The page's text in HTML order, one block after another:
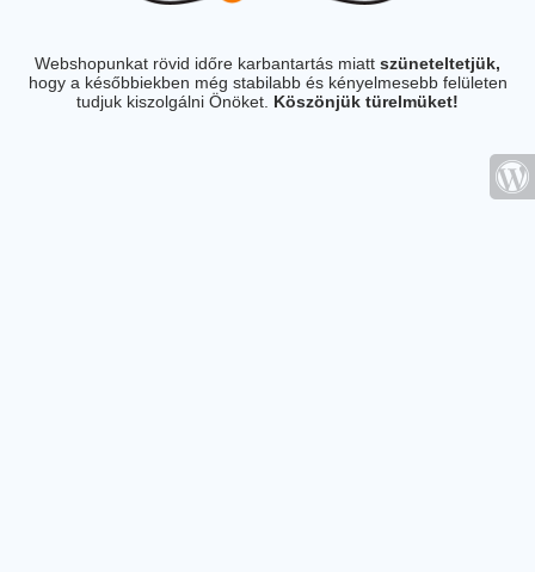
Webshopunkat rövid időre karbantartás miatt szüneteltetjük,
hogy a későbbiekben még stabilabb és kényelmesebb felületen
tudjuk kiszolgálni Önöket. Köszönjük türelmüket!